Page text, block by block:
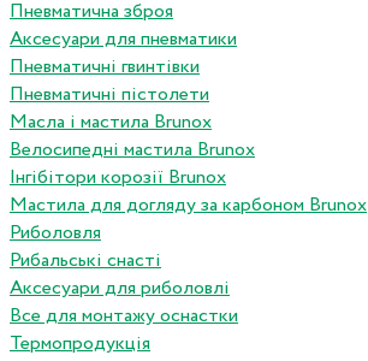
Пневматична зброя
Аксесуари для пневматики
Пневматичні гвинтівки
Пневматичні пістолети
Масла і мастила Brunox
Велосипедні мастила Brunox
Інгібітори корозії Brunox
Мастила для догляду за карбоном Brunox
Риболовля
Рибальські снасті
Аксесуари для риболовлі
Все для монтажу оснастки
Термопродукція